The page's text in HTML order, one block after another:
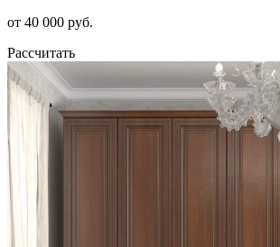
от 40 000 руб.
Рассчитать